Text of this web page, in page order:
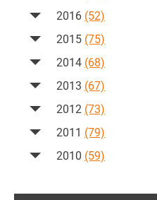
2016 (52)
2015 (75)
2014 (68)
2013 (67)
2012 (73)
2011 (79)
2010 (59)